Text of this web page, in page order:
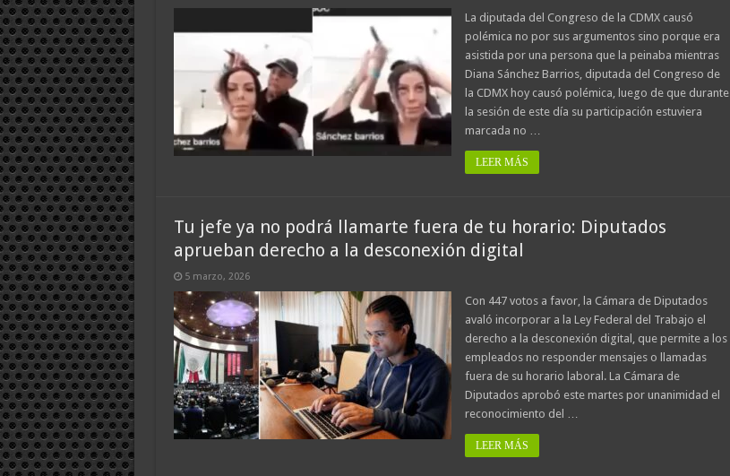
La diputada del Congreso de la CDMX causó
polémica no por sus argumentos sino porque era
asistida por una persona que la peinaba mientras
Diana Sánchez Barrios, diputada del Congreso de
la CDMX hoy causó polémica, luego de que durante
la sesión de este día su participación estuviera
marcada no …
LEER MÁS
Tu jefe ya no podrá llamarte fuera de tu horario: Diputados
aprueban derecho a la desconexión digital
5 marzo, 2026
Con 447 votos a favor, la Cámara de Diputados
avaló incorporar a la Ley Federal del Trabajo el
derecho a la desconexión digital, que permite a los
empleados no responder mensajes o llamadas
fuera de su horario laboral. La Cámara de
Diputados aprobó este martes por unanimidad el
reconocimiento del …
LEER MÁS